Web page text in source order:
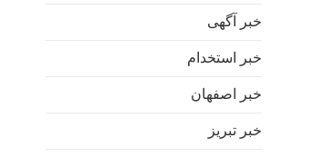
خبر آگهی
خبر استخدام
خبر اصفهان
خبر تبریز